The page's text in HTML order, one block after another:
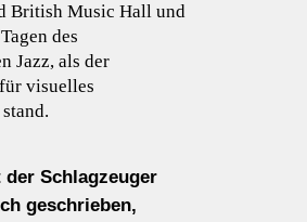
British Music Hall und
des
Jazz, als der
visuelles
Schlagzeuger
geschrieben,